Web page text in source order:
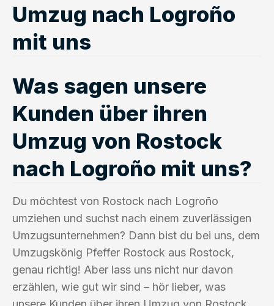
Umzug nach Logroño
mit uns
Was sagen unsere
Kunden über ihren
Umzug von Rostock
nach Logroño mit uns?
Du möchtest von Rostock nach Logroño
umziehen und suchst nach einem zuverlässigen
Umzugsunternehmen? Dann bist du bei uns, dem
Umzugskönig Pfeffer Rostock aus Rostock,
genau richtig! Aber lass uns nicht nur davon
erzählen, wie gut wir sind – hör lieber, was